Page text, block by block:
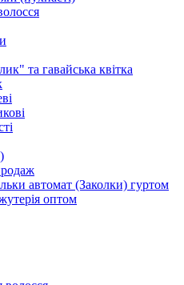
та гавайська квітка
автомат (Заколки) гуртом
оптом